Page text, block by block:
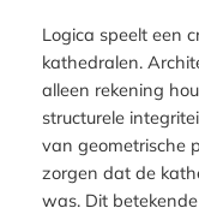
Logica speelt een
kathedralen.
alleen rekening
structurele
van geometrische
zorgen dat de
was. Dit